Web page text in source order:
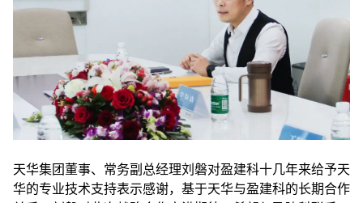
天华集团董事、常务副总经理刘磐对盈建科十几年来给予天
华的专业技术支持表示感谢，基于天华与盈建科的长期合作